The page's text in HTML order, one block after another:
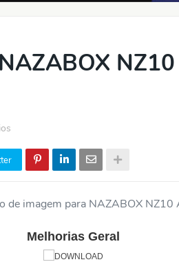
Melhorias Geral